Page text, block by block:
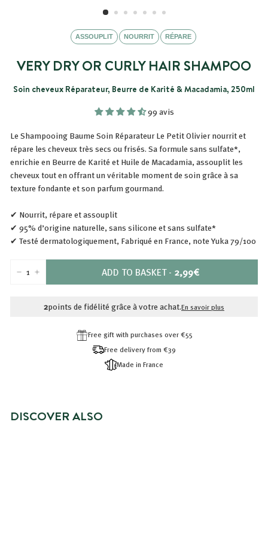
ASSOUPLIT NOURRIT RÉPARE
VERY DRY OR CURLY HAIR SHAMPOO
Soin cheveux Réparateur, Beurre de Karité & Macadamia, 250ml
99 avis
Le Shampooing Baume Soin Réparateur Le Petit Olivier nourrit et
répare les cheveux très secs ou frisés. Sa formule sans sulfate*,
enrichie en Beurre de Karité et Huile de Macadamia, assouplit les
cheveux tout en offrant un véritable moment de soin grâce à sa
texture fondante et son parfum gourmand.
✔ Nourrit, répare et assouplit
✔ 95% d’origine naturelle, sans silicone et sans sulfate*
✔ Testé dermatologiquement, Fabriqué en France, note Yuka 79/100
+ ADD TO BASKET- PRIX
2,99€
2,99€
2points de fidélité grâce à votre achat.En savoir plus
Free gift with purchases over €55
Free delivery from €39
Made in France
DISCOVER ALSO